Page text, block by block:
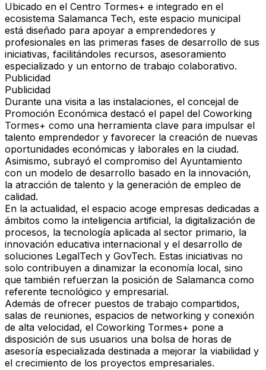
Ubicado en el Centro Tormes+ e integrado en el
ecosistema Salamanca Tech, este espacio municipal
está diseñado para apoyar a emprendedores y
profesionales en las primeras fases de desarrollo de sus
iniciativas, facilitándoles recursos, asesoramiento
especializado y un entorno de trabajo colaborativo.
Publicidad
Publicidad
Durante una visita a las instalaciones, el concejal de
Promoción Económica destacó el papel del Coworking
Tormes+ como una herramienta clave para impulsar el
talento emprendedor y favorecer la creación de nuevas
oportunidades económicas y laborales en la ciudad.
Asimismo, subrayó el compromiso del Ayuntamiento
con un modelo de desarrollo basado en la innovación,
la atracción de talento y la generación de empleo de
calidad.
En la actualidad, el espacio acoge empresas dedicadas a
ámbitos como la inteligencia artificial, la digitalización de
procesos, la tecnología aplicada al sector primario, la
innovación educativa internacional y el desarrollo de
soluciones LegalTech y GovTech. Estas iniciativas no
solo contribuyen a dinamizar la economía local, sino
que también refuerzan la posición de Salamanca como
referente tecnológico y empresarial.
Además de ofrecer puestos de trabajo compartidos,
salas de reuniones, espacios de networking y conexión
de alta velocidad, el Coworking Tormes+ pone a
disposición de sus usuarios una bolsa de horas de
asesoría especializada destinada a mejorar la viabilidad y
el crecimiento de los proyectos empresariales.